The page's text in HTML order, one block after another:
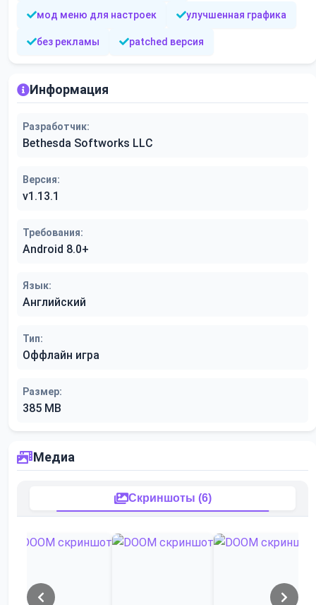
мод меню для настроек улучшенная графика
без рекламы patched версия
Информация
Разработчик:
Bethesda Softworks LLC
Версия:
v1.13.1
Требования:
Android 8.0+
Язык:
Английский
Тип:
Оффлайн игра
Размер:
385 MB
Медиа
Скриншоты (6)